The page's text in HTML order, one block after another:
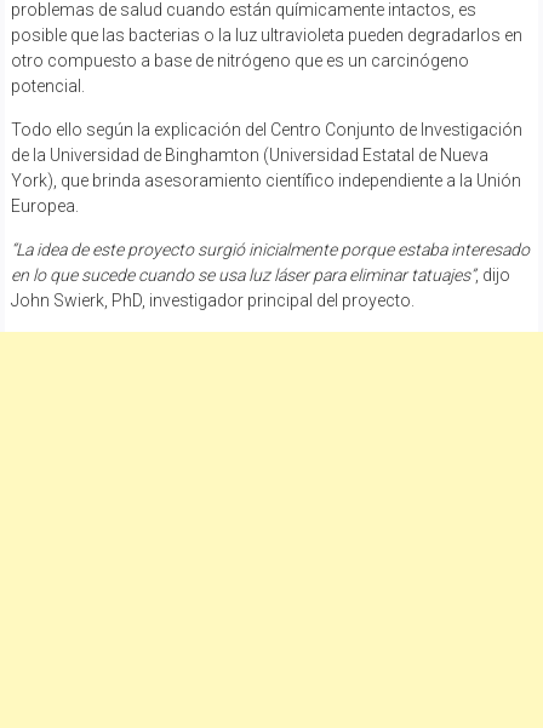
problemas de salud cuando están químicamente intactos, es
posible que las bacterias o la luz ultravioleta pueden degradarlos en
otro compuesto a base de nitrógeno que es un carcinógeno
potencial.
Todo ello según la explicación del Centro Conjunto de Investigación
de la Universidad de Binghamton (Universidad Estatal de Nueva
York), que brinda asesoramiento científico independiente a la Unión
Europea.
“La idea de este proyecto surgió inicialmente porque estaba interesado
en lo que sucede cuando se usa luz láser para eliminar tatuajes”, dijo
John Swierk, PhD, investigador principal del proyecto.